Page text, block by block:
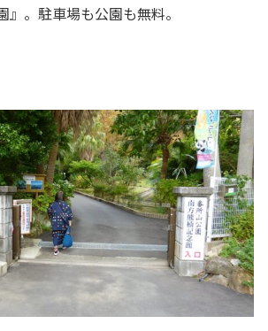
』。駐車場も公園も無料。